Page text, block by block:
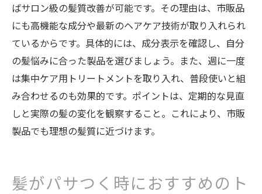
ばサロン級の髪質改善が可能です。その理由は、市販品
にも高機能な成分や最新のヘアケア技術が取り入れられ
ているからです。具体的には、成分表示を確認し、自分
の髪悩みに合った製品を選びましょう。また、週に一度
は集中ケア用トリートメントを取り入れ、普段使いと組
み合わせるのも効果的です。ポイントは、定期的な見直
しと実際の髪の変化を観察すること。これにより、市販
製品でも理想の髪質に近づけます。
髪がパサつく時におすすめのト